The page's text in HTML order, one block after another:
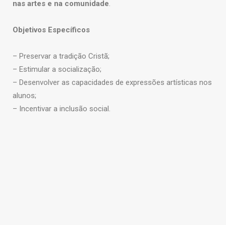
nas artes e na comunidade.
Objetivos Específicos
– Preservar a tradição Cristã;
– Estimular a socialização;
– Desenvolver as capacidades de expressões artísticas nos
alunos;
– Incentivar a inclusão social.